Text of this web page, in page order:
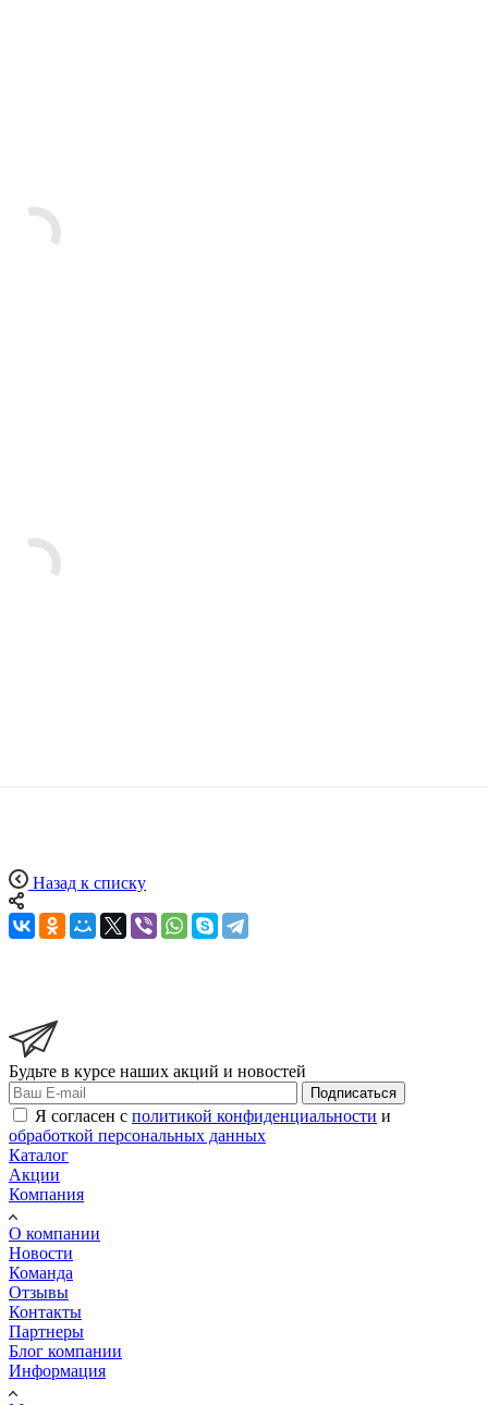
Назад к списку
Будьте в курсе наших акций и новостей
Подписаться
Я согласен с политикой конфиденциальности и
обработкой персональных данных
Каталог
Акции
Компания
О компании
Новости
Команда
Отзывы
Контакты
Партнеры
Блог компании
Информация